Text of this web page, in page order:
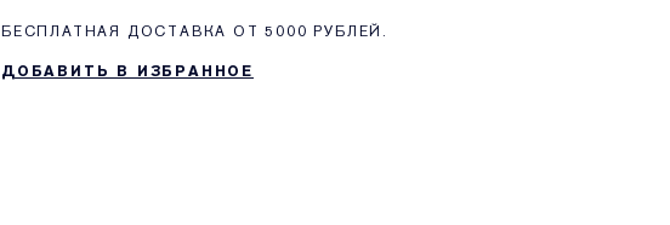
БЕСПЛАТНАЯ ДОСТАВКА ОТ 5000 РУБЛЕЙ.
ДОБАВИТЬ В ИЗБРАННОЕ